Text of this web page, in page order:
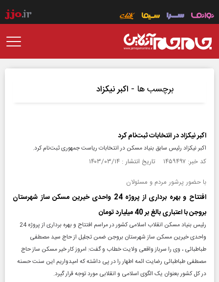
برچسب ها - اکبر نیکزاد
اکبر نیکزاد در انتخابات ثبت‌نام کرد
اکبر نیکزاد رئیس سابق بنیاد مسکن در انتخابات ریاست جمهوری ثبت‌نام کرد.
کد خبر: ۱۴۵۹۴۹۷ تاریخ انتشار : ۱۴۰۳/۰۳/۱۴
با حضور پرشور مردم و مسئولان
افتتاح و بهره برداری از پروژه 24 واحدی خیرین مسکن ساز شهرستان
بروجن با اعتباری بالغ بر 40 میلیارد تومان
رئیس بنیاد مسکن انقلاب اسلامی کشور در مراسم افتتاح و بهره برداری از پروژه 24
واحدی خیرین مسکن ساز شهرستان بروجن ضمن تجلیل از حاج سید مصطفی
طباطبائی ، وی را سرباز واقعی ولایت خطاب و گفت: امروز کار خیر مسکن ساز حاج
مصطفی طباطبائی رضایت ائمه اطهار را در پی داشته که امیدواریم این سنت حسنه
در کل کشور بعنوان یک الگوی اسلامی و انقلابی مورد توجه قرار گیرد.